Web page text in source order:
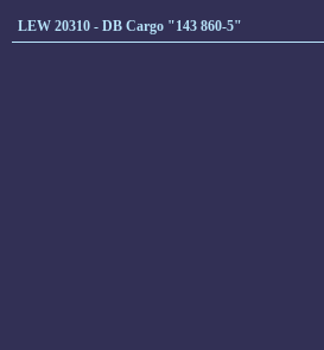
LEW 20310 - DB Cargo "143 860-5"